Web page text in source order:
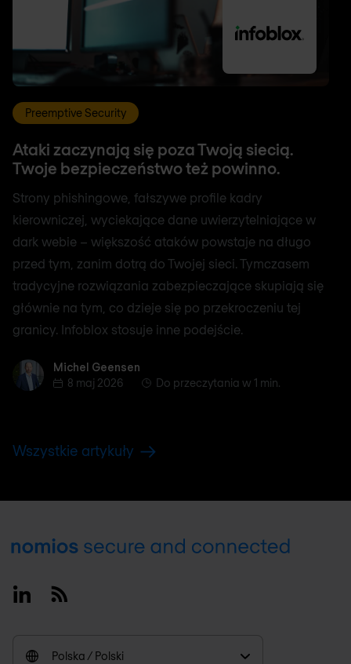
Preemptive Security
Ataki zaczynają się poza Twoją siecią.
Twoje bezpieczeństwo też powinno.
Strony phishingowe, fałszywe profile kadry
kierowniczej, wyciekające dane uwierzytelniające w
dark webie – większość ataków powstaje na długo
przed tym, zanim dotrą do Twojej sieci. Tymczasem
tradycyjne rozwiązania zabezpieczające skupiają się
głównie na tym, co dzieje się po przekroczeniu tej
granicy. Infoblox stosuje inne podejście.
Michel Geensen
Michel Geensen
8 maj 2026
Do przeczytania w 1 min.
Wszystkie artykuły
Footer
LinkedinRSS
Polska / Polski